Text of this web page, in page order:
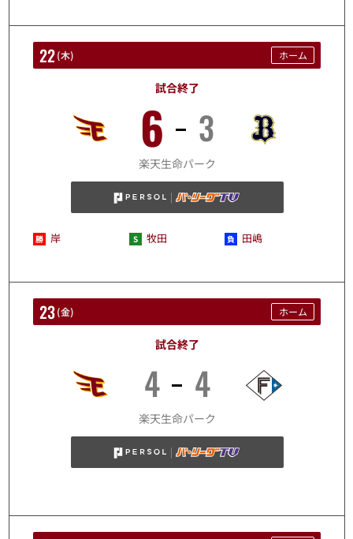
10/22
22(木) ホーム
試合終了
6 3
楽天生命パーク
岸 牧田 田嶋
23(金) ホーム
試合終了
4 4
楽天生命パーク